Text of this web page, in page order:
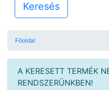
Keresés
Főoldal
A KERESETT TERMÉK
RENDSZERÜNKBEN!